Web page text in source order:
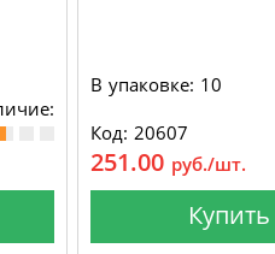
В упаковке: 10
Код: 20607
251.00 руб./шт.
Купить